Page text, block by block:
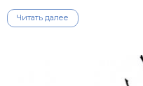
Читать далее